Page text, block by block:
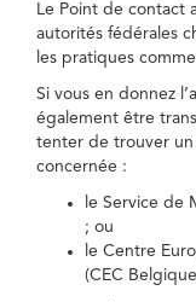
Le Point de contact
autorités fédérales
les pratiques
Si vous en donnez
également être
tenter de trouver un
concernée :
le Service de
; ou
le Centre
(CEC